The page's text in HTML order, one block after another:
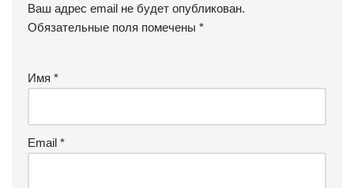
Ваш адрес email не будет опубликован.
Обязательные поля помечены *
Имя *
Email *